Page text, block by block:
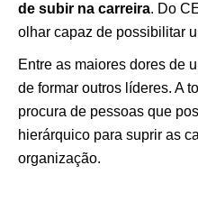
de subir na carreira. Do
olhar capaz de possibilitar
Entre as maiores dores de
de formar outros líderes. A
procura de pessoas que
hierárquico para suprir as
organização.